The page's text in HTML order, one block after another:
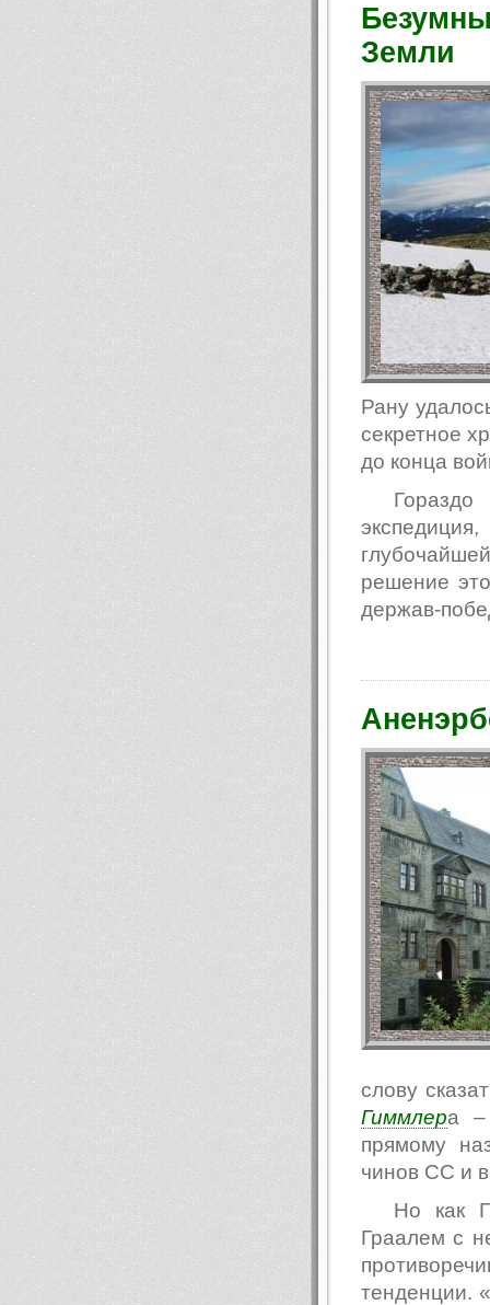
Земли
Рану
секретное
до конца
Гораздо
решение
держав-
слову
Гиммлера –
прямому
чинов СС и
Но как
Граалем с
тенденции.